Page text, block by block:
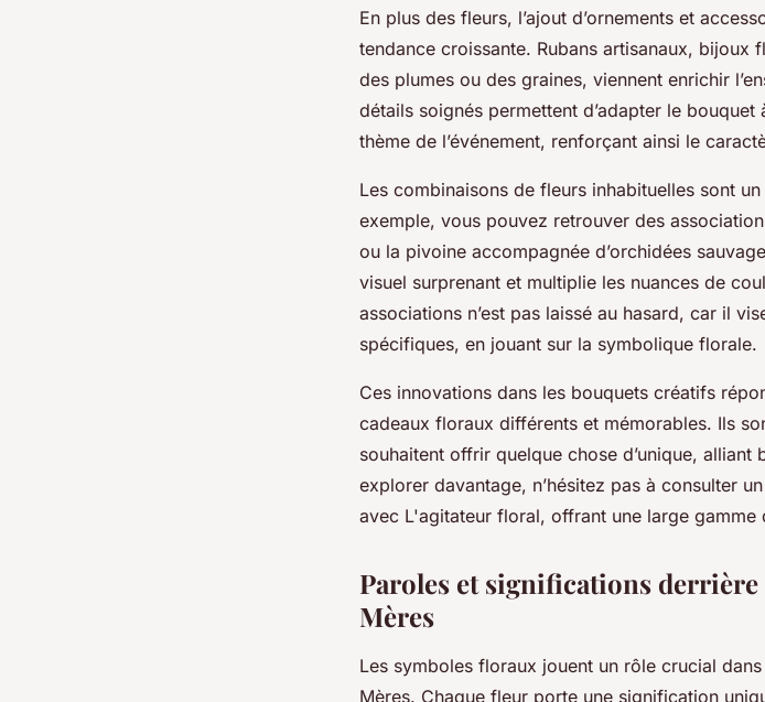
En plus des fleurs, l’ajout d’ornements et
tendance croissante. Rubans artisanaux, bijoux
des plumes ou des graines, viennent enrichir
détails soignés permettent d’adapter le
thème de l’événement, renforçant ainsi le
Les combinaisons de fleurs inhabituelles sont
exemple, vous pouvez retrouver des
ou la pivoine accompagnée d’orchidées
visuel surprenant et multiplie les nuances de
associations n’est pas laissé au hasard, car il
spécifiques, en jouant sur la symbolique florale.
Ces innovations dans les bouquets créatifs
cadeaux floraux différents et mémorables. Ils
souhaitent offrir quelque chose d’unique,
explorer davantage, n’hésitez pas à consulter
avec L'agitateur floral, offrant une large
Paroles et significations derrière
Mères
Les symboles floraux jouent un rôle crucial
Mères. Chaque fleur porte une signification